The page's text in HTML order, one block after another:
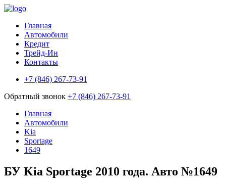
Главная
Автомобили
Кредит
Трейд-Ин
Контакты
+7 (846) 267-73-91
Обратный звонок +7 (846) 267-73-91
Главная
Автомобили
Kia
Sportage
1649
БУ Kia Sportage 2010 года. Авто №1649